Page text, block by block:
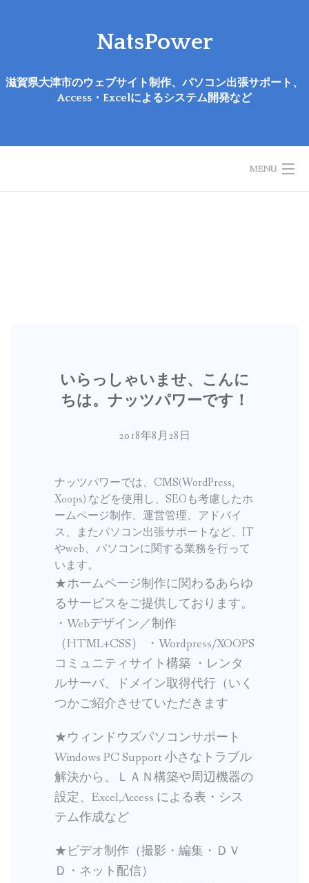
NatsPower
滋賀県大津市のウェブサイト制作、パソコン出張サポート、
Access・Excelによるシステム開発など
MENU
いらっしゃいませ、こんに
ちは。ナッツパワーです！
2018年8月28日
ナッツパワーでは、CMS(WordPress,
Xoops) などを使用し、SEOも考慮したホ
ームページ制作、運営管理、アドバイ
ス、またパソコン出張サポートなど、IT
やweb、パソコンに関する業務を行って
います。
★ホームページ制作に関わるあらゆ
るサービスをご提供しております。
・Webデザイン／制作
（HTML+CSS） ・Wordpress/XOOPS
コミュニティサイト構築 ・レンタ
ルサーバ、ドメイン取得代行（いく
つかご紹介させていただきます
★ウィンドウズパソコンサポート
Windows PC Support 小さなトラブル
解決から、ＬＡＮ構築や周辺機器の
設定、Excel,Access による表・シス
テム作成など
★ビデオ制作（撮影・編集・ＤＶ
Ｄ・ネット配信）